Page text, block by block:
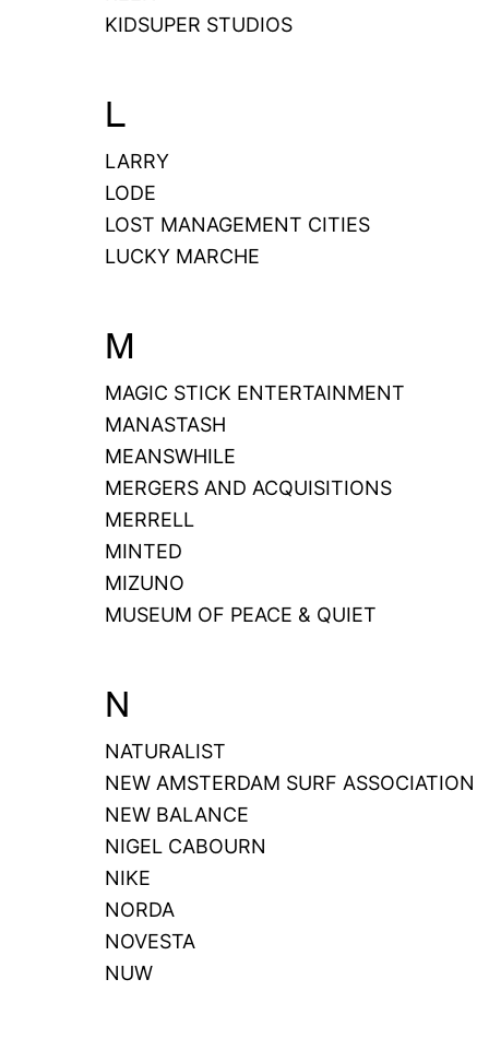
KIDSUPER STUDIOS
L
LARRY
LODE
LOST MANAGEMENT CITIES
LUCKY MARCHE
M
MAGIC STICK ENTERTAINMENT
MANASTASH
MEANSWHILE
MERGERS AND ACQUISITIONS
MERRELL
MINTED
MIZUNO
MUSEUM OF PEACE & QUIET
N
NATURALIST
NEW AMSTERDAM SURF ASSOCIATION
NEW BALANCE
NIGEL CABOURN
NIKE
NORDA
NOVESTA
NUW